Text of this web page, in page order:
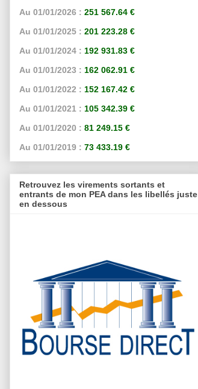
Au 01/01/2026 : 251 567.64 €
Au 01/01/2025 : 201 223.28 €
Au 01/01/2024 : 192 931.83 €
Au 01/01/2023 : 162 062.91 €
Au 01/01/2022 : 152 167.42 €
Au 01/01/2021 : 105 342.39 €
Au 01/01/2020 : 81 249.15 €
Au 01/01/2019 : 73 433.19 €
Retrouvez les virements sortants et
entrants de mon PEA dans les libellés juste
en dessous